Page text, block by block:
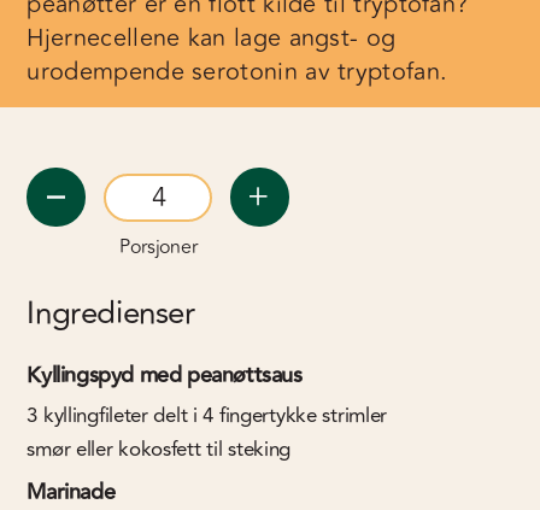
Hjernecellene kan lage angst- og
urodempende serotonin av tryptofan.
Porsjoner
Ingredienser
Kyllingspyd med peanøttsaus
3 kyllingfileter delt i 4 fingertykke strimler
smør eller kokosfett til steking
Marinade